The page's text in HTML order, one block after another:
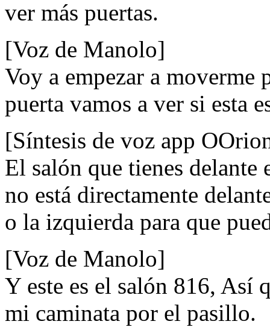
ver más puertas.
[Voz de Manolo]
Voy a empezar a
puerta vamos a ver si esta
[Síntesis de voz app
El salón que tienes
no está directamente
o la izquierda para que
[Voz de Manolo]
Y este es el salón 816, Así
mi caminata por el pasillo.